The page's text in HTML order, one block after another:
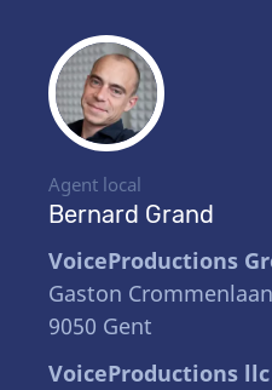
Agent local
Bernard Grand
VoiceProductions
Gaston
9050 Gent
VoiceProductions llc